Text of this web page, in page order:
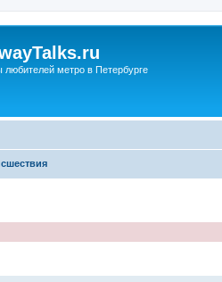
метро в Петербурге